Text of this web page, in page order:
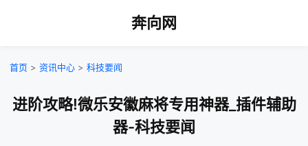
奔向网
首页 > 资讯中心 > 科技要闻
进阶攻略!微乐安徽麻将专用神器_插件辅助
器-科技要闻